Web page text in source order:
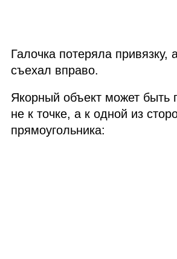
Галочка потеряла привязку,
съехал вправо.
Якорный объект может быть
не к точке, а к одной из
прямоугольника: